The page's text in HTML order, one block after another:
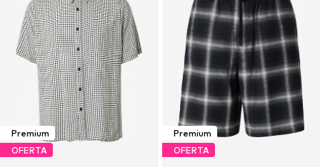
Premium
OFERTA
Premium
OFERTA